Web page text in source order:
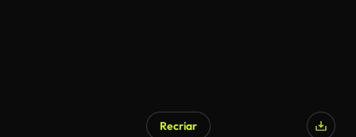
Recriar